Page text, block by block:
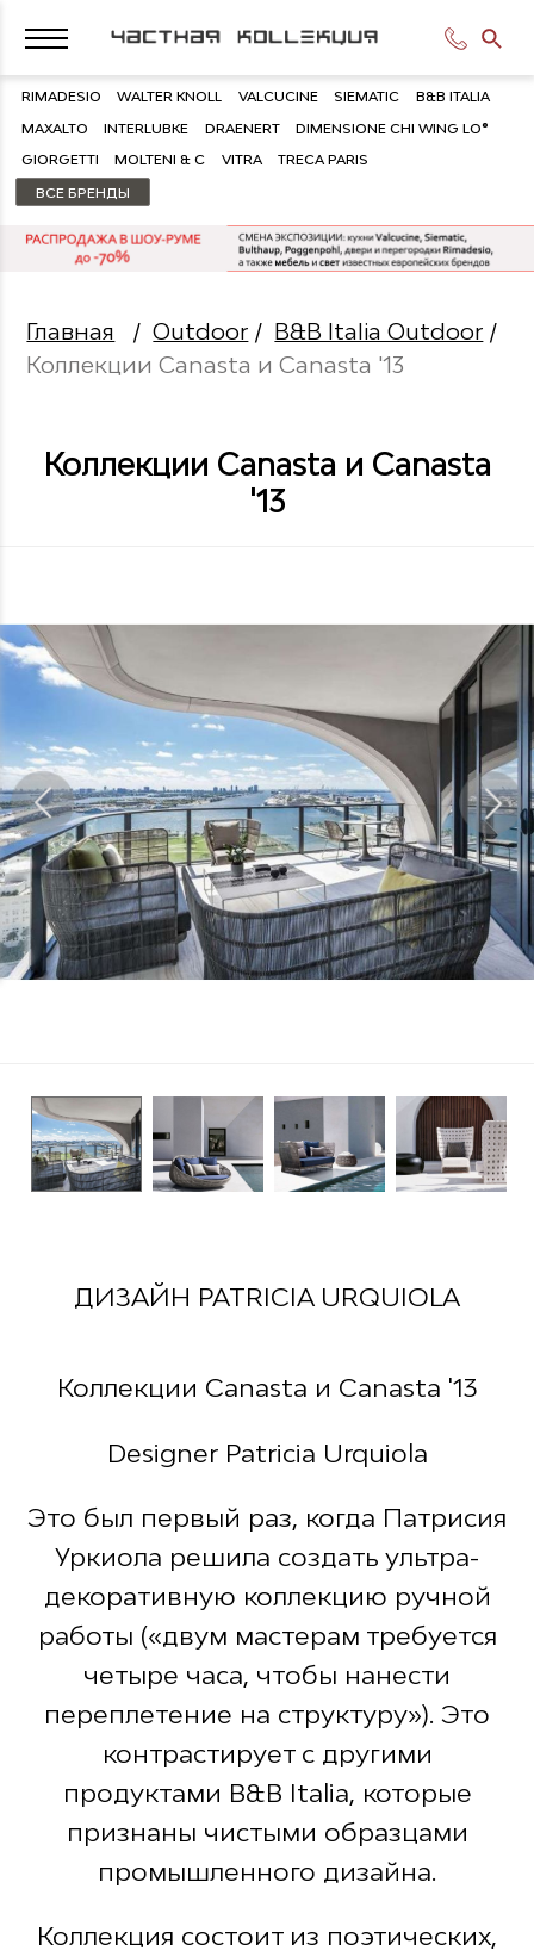
RIMADESIO WALTER KNOLL VALCUCINE SIEMATIC B&B ITALIA
MAXALTO INTERLUBKE DRAENERT DIMENSIONE CHI WING LO®
GIORGETTI MOLTENI & C VITRA TRECA PARIS
ВСЕ БРЕНДЫ
Главная /Outdoor / B&B Italia Outdoor /
Коллекции Canasta и Canasta '13
Коллекции Canasta и Canasta
'13
ДИЗАЙН PATRICIA URQUIOLA
Коллекции Canasta и Canasta '13
Designer Patricia Urquiola
Это был первый раз, когда Патрисия
Уркиола решила создать ультра-
декоративную коллекцию ручной
работы («двум мастерам требуется
четыре часа, чтобы нанести
переплетение на структуру»). Это
контрастирует с другими
продуктами B&B Italia, которые
признаны чистыми образцами
промышленного дизайна.
Коллекция состоит из поэтических,